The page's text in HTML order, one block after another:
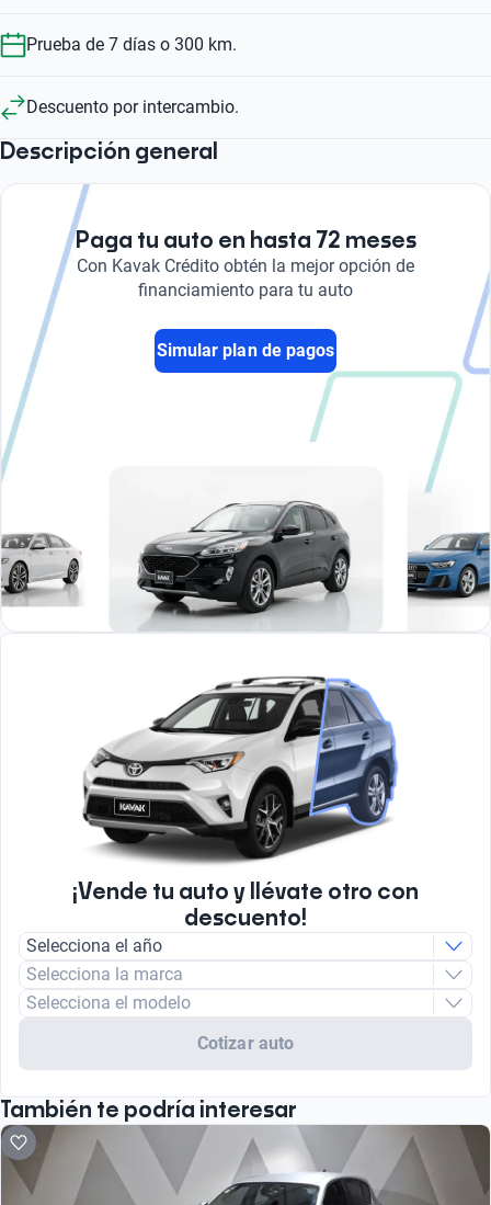
Prueba de 7 días o 300 km.
Descuento por intercambio.
Descripción general
Paga tu auto en hasta 72 meses
Con Kavak Crédito obtén la mejor opción de
financiamiento para tu auto
Simular plan de pagos
¡Vende tu auto y llévate otro con
descuento!
Selecciona el año
Selecciona la marca
Selecciona el modelo
Cotizar auto
También te podría interesar